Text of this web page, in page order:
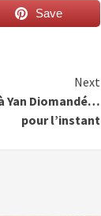
Save
Next
Yan Diomandé…
pour l’instant